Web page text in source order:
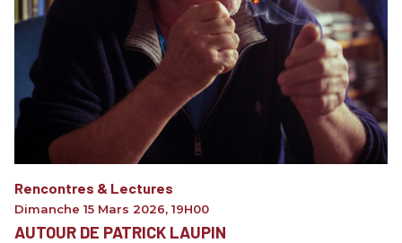
Rencontres & Lectures
Dimanche 15 Mars 2026, 19H00
AUTOUR DE PATRICK LAUPIN